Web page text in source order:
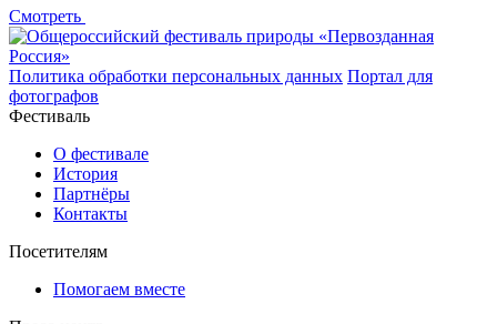
Смотреть
Политика обработки персональных данных Портал для
фотографов
Фестиваль
О фестивале
История
Партнёры
Контакты
Посетителям
Помогаем вместе